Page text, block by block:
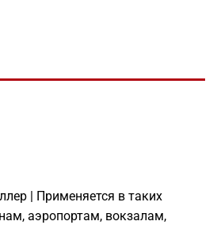
| Применяется в таких
аэропортам, вокзалам,